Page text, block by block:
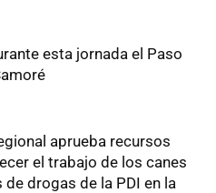
esta jornada el Paso
aprueba recursos
el trabajo de los canes
drogas de la PDI en la